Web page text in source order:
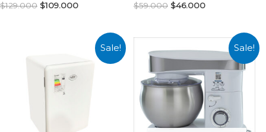
Rated
0
$129.000 $109.000
Rated
0
$59.000 $46.000
Sale! Sale!